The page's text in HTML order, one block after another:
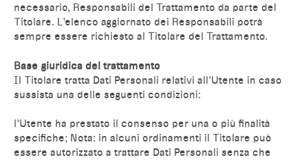
necessario, Responsabili del Trattamento da parte del
Titolare. L’elenco aggiornato dei Responsabili potrà
sempre essere richiesto al Titolare del Trattamento.
Base giuridica del trattamento
Il Titolare tratta Dati Personali relativi all’Utente in caso
sussista una delle seguenti condizioni:
l’Utente ha prestato il consenso per una o più finalità
specifiche; Nota: in alcuni ordinamenti il Titolare può
essere autorizzato a trattare Dati Personali senza che